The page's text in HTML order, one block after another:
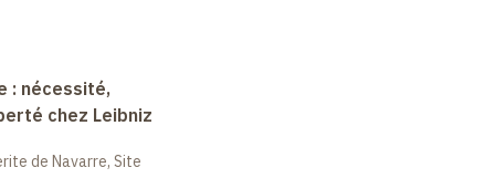
: nécessité,
chez Leibniz
de Navarre, Site